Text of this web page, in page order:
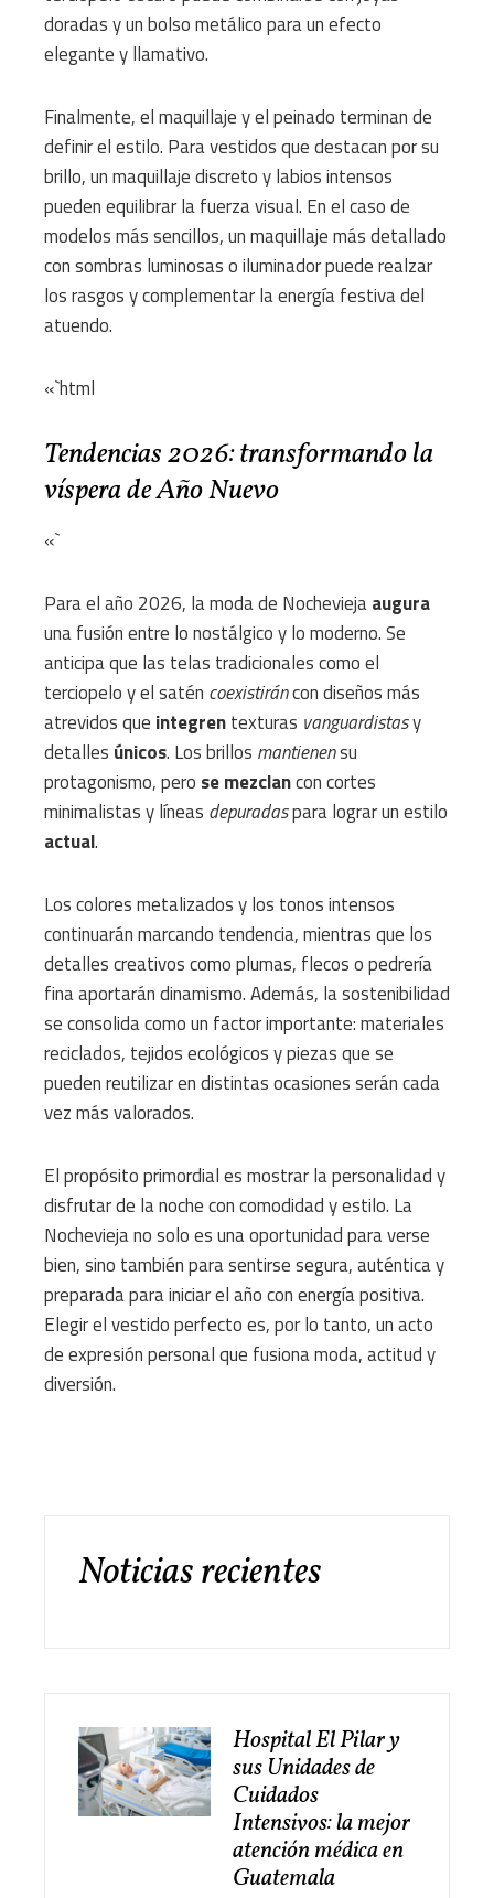
doradas y un bolso metálico para un efecto
elegante y llamativo.
Finalmente, el maquillaje y el peinado terminan de
definir el estilo. Para vestidos que destacan por su
brillo, un maquillaje discreto y labios intensos
pueden equilibrar la fuerza visual. En el caso de
modelos más sencillos, un maquillaje más detallado
con sombras luminosas o iluminador puede realzar
los rasgos y complementar la energía festiva del
atuendo.
«`html
Tendencias 2026: transformando la
víspera de Año Nuevo
«`
Para el año 2026, la moda de Nocheviejaaugura
una fusión entre lo nostálgico y lo moderno. Se
anticipa que las telas tradicionales como el
terciopelo y el satén coexistiráncon diseños más
atrevidos que integrentexturas vanguardistasy
detalles únicos. Los brillos mantienensu
protagonismo, pero se mezclancon cortes
minimalistas y líneas depuradaspara lograr un estilo
actual.
Los colores metalizados y los tonos intensos
continuarán marcando tendencia, mientras que los
detalles creativos como plumas, flecos o pedrería
fina aportarán dinamismo. Además, la sostenibilidad
se consolida como un factor importante: materiales
reciclados, tejidos ecológicos y piezas que se
pueden reutilizar en distintas ocasiones serán cada
vez más valorados.
El propósito primordial es mostrar la personalidad y
disfrutar de la noche con comodidad y estilo. La
Nochevieja no solo es una oportunidad para verse
bien, sino también para sentirse segura, auténtica y
preparada para iniciar el año con energía positiva.
Elegir el vestido perfecto es, por lo tanto, un acto
de expresión personal que fusiona moda, actitud y
diversión.
Noticias recientes
Hospital El Pilar y
sus Unidades de
Cuidados
Intensivos: la mejor
atención médica en
Guatemala